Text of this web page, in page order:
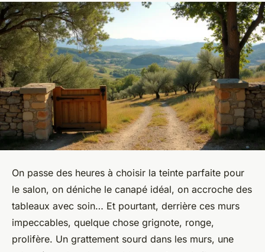
On passe des heures à choisir la teinte parfaite pour
le salon, on déniche le canapé idéal, on accroche des
tableaux avec soin… Et pourtant, derrière ces murs
impeccables, quelque chose grignote, ronge,
prolifère. Un grattement sourd dans les murs, une